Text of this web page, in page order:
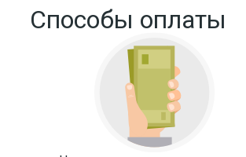
Способы оплаты